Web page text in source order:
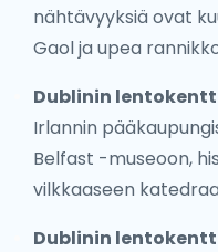
nähtävyyksiä ovat
Gaol ja upea
Dublinin
Irlannin
Belfast -museoon,
vilkkaaseen
Dublinin